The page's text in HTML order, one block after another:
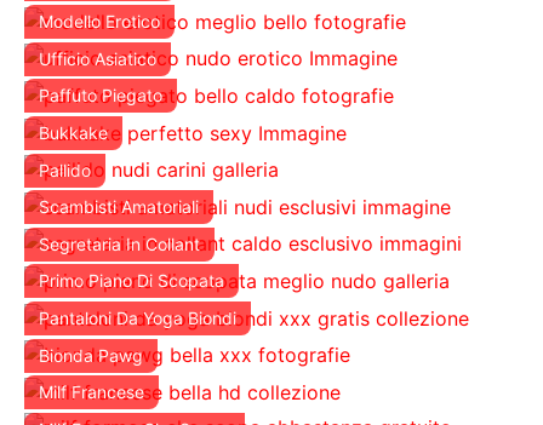
Modello Erotico
Ufficio Asiatico
Paffuto Piegato
Bukkake
Pallido
Scambisti Amatoriali
Segretaria In Collant
Primo Piano Di Scopata
Pantaloni Da Yoga Biondi
Bionda Pawg
Milf Francese